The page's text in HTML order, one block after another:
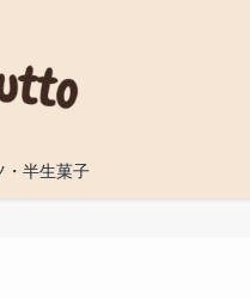
・半生菓子